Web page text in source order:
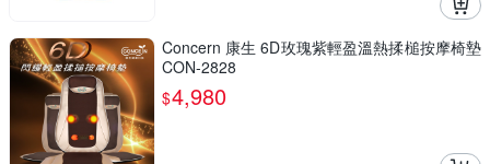
Concern 康生 6D玫瑰紫輕盈溫熱揉槌按摩椅墊
CON-2828
$4,980